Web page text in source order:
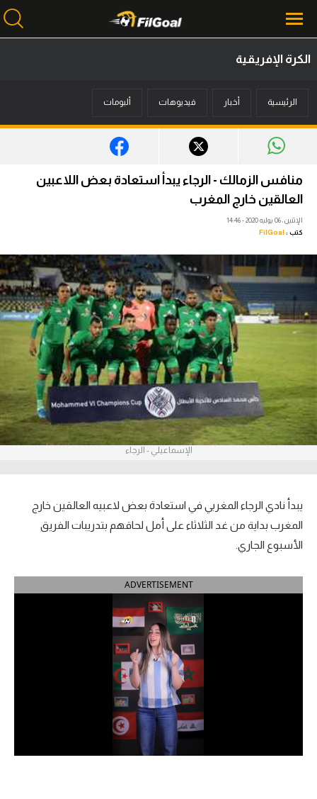
أخبار
ميركاتو
فانتازي في الجول
مسابقة التوقعات
فيديوهات
عدسات
ركن الألعاب
بطولات
الدوري الإنجليزي الممتاز
الدوري الإسباني
الدوري السعودي للمحترفين
دوري أبطال إفريقيا
الكرة الإفريقية
الرئيسية أخبار فيديوهات ألبومات
منافس الزمالك - الرجاء يبدأ استعادة بعض اللاعبين
العالقين خارج المغرب
الإثنين، 06 يوليه 2020 - 14:46
كتب : FilGoal
الإسماعيلي - الرجاء
يبدأ نادي الرجاء المغربي في استعادة بعض لاعبيه العالقين خارج
المغرب بداية من غد الثلاثاء على أمل لحاقهم بتدريبات الفريق
الأسبوع الجاري.
ADVERTISEMENT